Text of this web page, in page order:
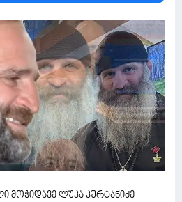
მოჭიდავე ლუკა კურტანიძე